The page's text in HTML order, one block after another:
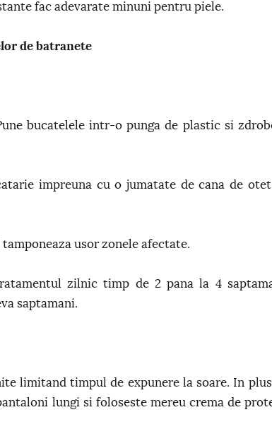
fac adevarate minuni pentru piele.
de batranete
bucatelele intr-o punga de plastic si
impreuna cu o jumatate de cana de
usor zonele afectate.
zilnic timp de 2 pana la 4
saptamani.
limitand timpul de expunere la soare. In
lungi si foloseste mereu crema de